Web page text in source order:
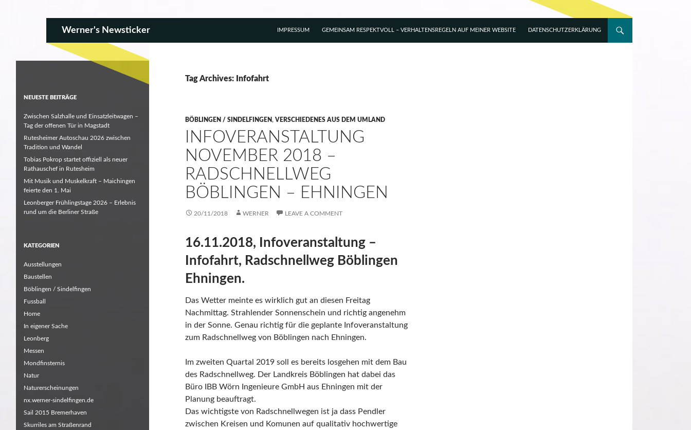
Werner's Newsticker
DATENSCHUTZERKLÄRUNG
GEMEINSAM RESPEKTVOLL – VERHALTENSREGELN AUF MEINER WEBSITE
IMPRESSUM
Tag Archives: Infofahrt
BÖBLINGEN / SINDELFINGEN, VERSCHIEDENES AUS DEM UMLAND
INFOVERANSTALTUNG
NOVEMBER 2018 –
RADSCHNELLWEG
BÖBLINGEN – EHNINGEN
20/11/2018 WERNER LEAVE A COMMENT
16.11.2018, Infoveranstaltung –
Infofahrt, Radschnellweg Böblingen
Ehningen.
Das Wetter meinte es wirklich gut an diesen Freitag
Nachmittag. Strahlender Sonnenschein und richtig angenehm
in der Sonne. Genau richtig für die geplante Infoveranstaltung
zum Radschnellweg von Böblingen nach Ehningen.
Im zweiten Quartal 2019 soll es bereits losgehen mit dem Bau
des Radschnellweg. Der Landkreis Böblingen hat dabei das
Büro IBB Wörn Ingenieure GmbH aus Ehningen mit der
Planung beauftragt.
Das wichtigste von Radschnellwegen ist ja dass Pendler
zwischen Kreisen und Komunen auf qualitativ hochwertige
NEUESTE BEITRÄGE
Zwischen Salzhalle und Einsatzleitwagen –
Tag der offenen Tür in Magstadt
Rutesheimer Autoschau 2026 zwischen
Tradition und Wandel
Tobias Pokrop startet offiziell als neuer
Rathauschef in Rutesheim
Mit Musik und Muskelkraft – Maichingen
feierte den 1. Mai
Leonberger Frühlingstage 2026 – Erlebnis
rund um die Berliner Straße
KATEGORIEN
Ausstellungen
Baustellen
Böblingen / Sindelfingen
Fussball
Home
In eigener Sache
Leonberg
Messen
Mondfinsternis
Natur
Naturerscheinungen
nx.werner-sindelfingen.de
Sail 2015 Bremerhaven
Skurriles am Straßenrand